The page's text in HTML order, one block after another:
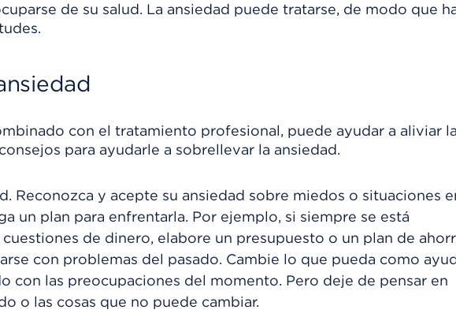
de su salud. La ansiedad puede tratarse, de modo que
con el tratamiento profesional, puede ayudar a aliviar la
para ayudarle a sobrellevar la ansiedad.
Reconozca y acepte su ansiedad sobre miedos o situaciones
un plan para enfrentarla. Por ejemplo, si siempre se está
de dinero, elabore un presupuesto o un plan de
con problemas del pasado. Cambie lo que pueda como
con las preocupaciones del momento. Pero deje de pensar en
o las cosas que no puede cambiar.